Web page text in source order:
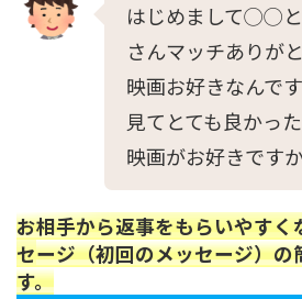
はじめまして◯◯
さんマッチありが
映画お好きなんで
見てとても良かっ
映画がお好きです
お相手から返事をもらいやすく
セージ（初回のメッセージ）
す。